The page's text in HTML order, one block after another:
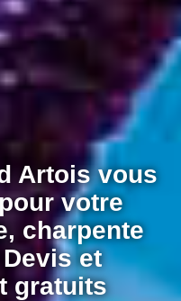
Artois vous
votre
charpente
et
gratuits